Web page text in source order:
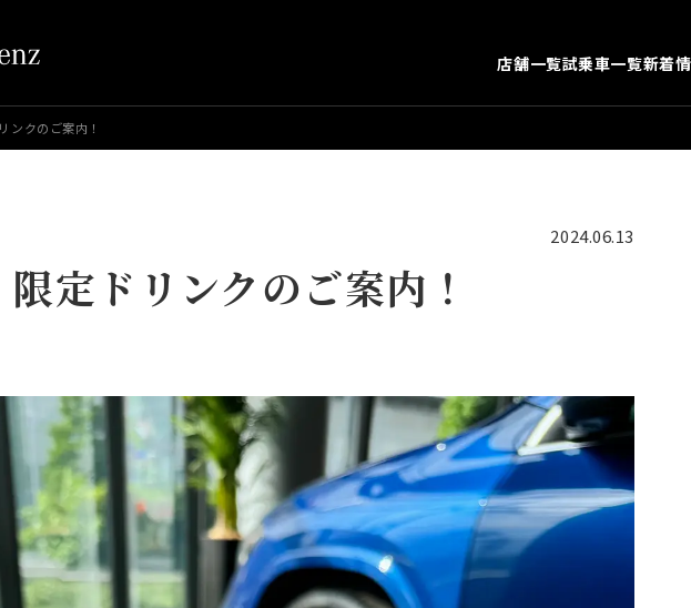
店舗一覧試乗車一覧新着
ンクのご案内！
2024.06.13
限定ドリンクのご案内！